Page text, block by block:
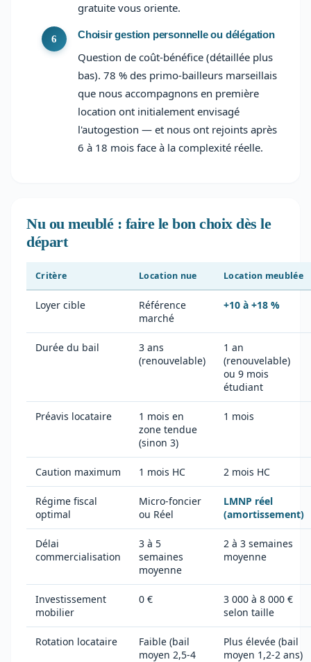
gratuite vous oriente.
Choisir gestion personnelle ou délégation
Question de coût-bénéfice (détaillée plus
bas). 78 % des primo-bailleurs marseillais
que nous accompagnons en première
location ont initialement envisagé
l'autogestion — et nous ont rejoints après
6 à 18 mois face à la complexité réelle.
Nu ou meublé : faire le bon choix dès le
départ
Critère Location nue Location meublée
Loyer cible
Référence
marché
+10 à +18 %
Durée du bail
3 ans
(renouvelable)
1 an
(renouvelable)
ou 9 mois
étudiant
Préavis locataire
1 mois en
zone tendue
(sinon 3)
1 mois
Caution maximum 1 mois HC 2 mois HC
Régime fiscal
optimal
Micro-foncier
ou Réel
LMNP réel
(amortissement)
Délai
commercialisation
3 à 5
semaines
moyenne
2 à 3 semaines
moyenne
Investissement
mobilier
0 €
3 000 à 8 000 €
selon taille
Rotation locataire
Faible (bail
moyen 2,5-4
Plus élevée (bail
moyen 1,2-2 ans)